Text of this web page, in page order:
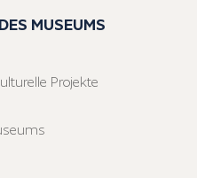
MUSEUMS
Projekte